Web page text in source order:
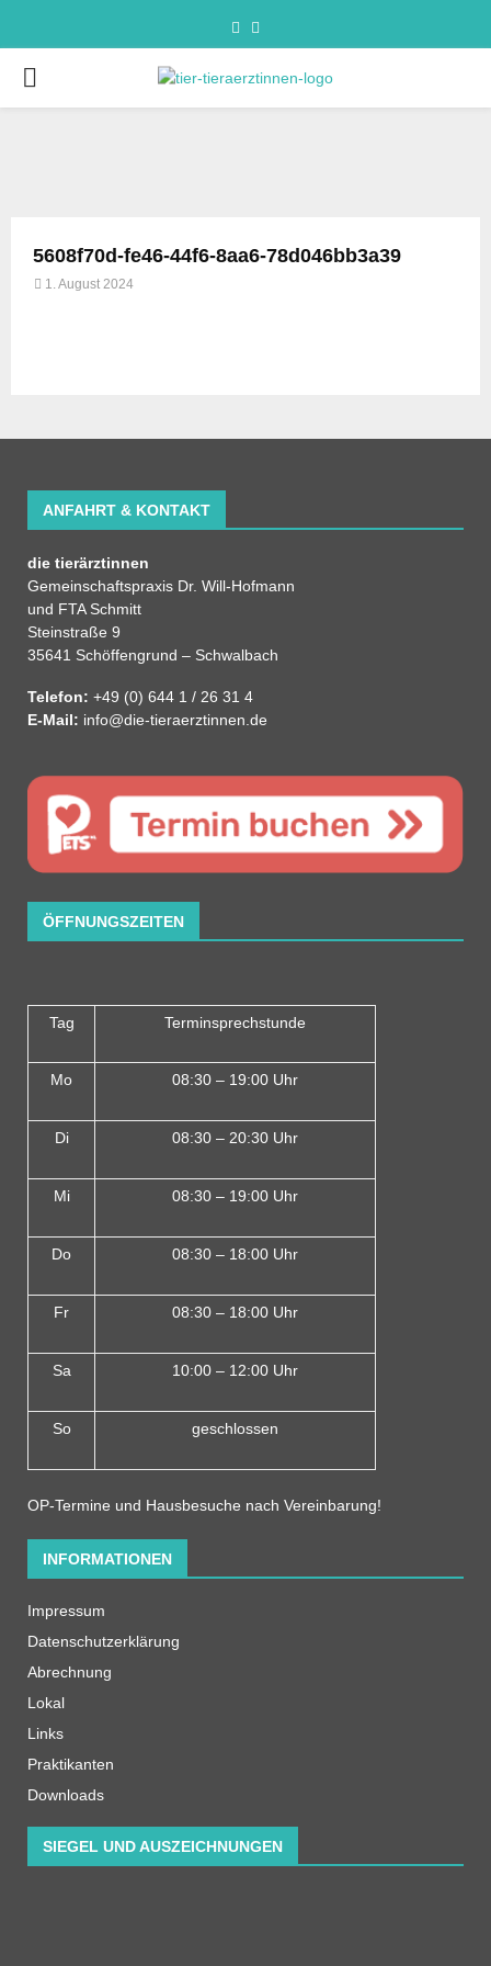
5608f70d-fe46-44f6-8aa6-78d046bb3a39
1. August 2024
ANFAHRT & KONTAKT
die tierärztinnen
Gemeinschaftspraxis Dr. Will-Hofmann
und FTA Schmitt
Steinstraße 9
35641 Schöffengrund – Schwalbach
Telefon: +49 (0) 644 1 / 26 31 4
E-Mail: info@die-tieraerztinnen.de
ÖFFNUNGSZEITEN
Tag Terminsprechstunde
Mo 08:30 – 19:00 Uhr
Di 08:30 – 20:30 Uhr
Mi 08:30 – 19:00 Uhr
Do 08:30 – 18:00 Uhr
Fr 08:30 – 18:00 Uhr
Sa 10:00 – 12:00 Uhr
So geschlossen
OP-Termine und Hausbesuche nach Vereinbarung!
INFORMATIONEN
Impressum
Datenschutzerklärung
Abrechnung
Lokal
Links
Praktikanten
Downloads
SIEGEL UND AUSZEICHNUNGEN